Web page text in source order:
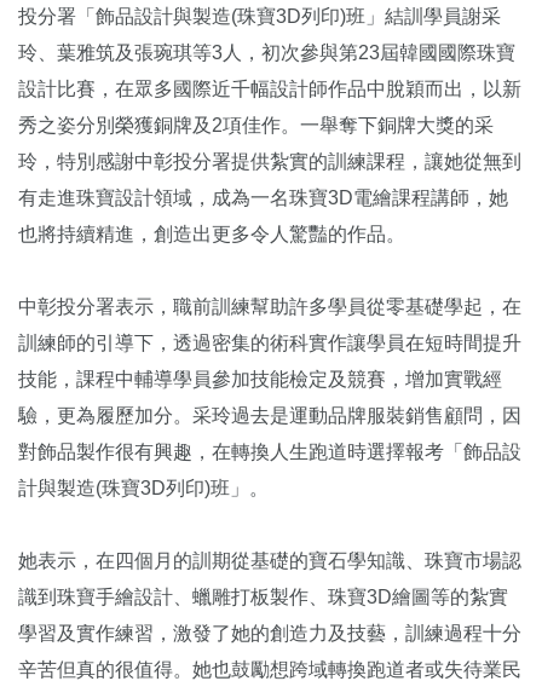
投分署「飾品設計與製造(珠寶3D列印)班」結訓學員謝采
玲、葉雅筑及張琬琪等3人，初次參與第23屆韓國國際珠寶
設計比賽，在眾多國際近千幅設計師作品中脫穎而出，以新
秀之姿分別榮獲銅牌及2項佳作。一舉奪下銅牌大獎的采
玲，特別感謝中彰投分署提供紮實的訓練課程，讓她從無到
有走進珠寶設計領域，成為一名珠寶3D電繪課程講師，她
也將持續精進，創造出更多令人驚豔的作品。
中彰投分署表示，職前訓練幫助許多學員從零基礎學起，在
訓練師的引導下，透過密集的術科實作讓學員在短時間提升
技能，課程中輔導學員參加技能檢定及競賽，增加實戰經
驗，更為履歷加分。采玲過去是運動品牌服裝銷售顧問，因
對飾品製作很有興趣，在轉換人生跑道時選擇報考「飾品設
計與製造(珠寶3D列印)班」。
她表示，在四個月的訓期從基礎的寶石學知識、珠寶市場認
識到珠寶手繪設計、蠟雕打板製作、珠寶3D繪圖等的紮實
學習及實作練習，激發了她的創造力及技藝，訓練過程十分
辛苦但真的很值得。她也鼓勵想跨域轉換跑道者或失待業民